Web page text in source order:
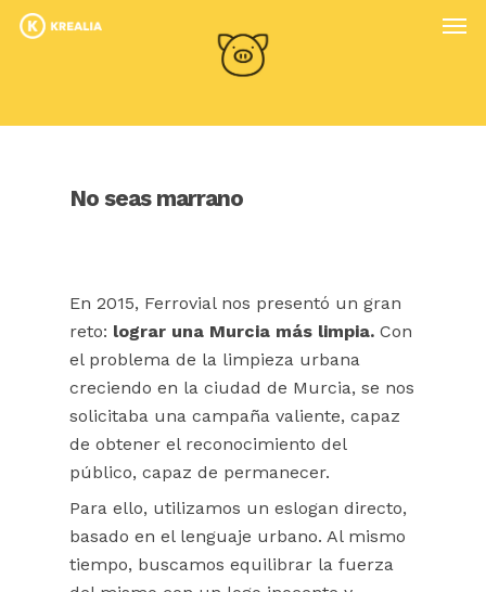
No seas marrano
En 2015, Ferrovial nos presentó un gran
reto: lograr una Murcia más limpia. Con
el problema de la limpieza urbana
creciendo en la ciudad de Murcia, se nos
solicitaba una campaña valiente, capaz
de obtener el reconocimiento del
público, capaz de permanecer.
Para ello, utilizamos un eslogan directo,
basado en el lenguaje urbano. Al mismo
tiempo, buscamos equilibrar la fuerza